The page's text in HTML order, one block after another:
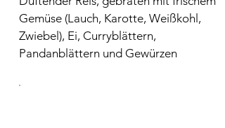
Gemüse (Lauch, Karotte, Weißkohl,
Zwiebel), Ei, Curryblättern,
Pandanblättern und Gewürzen